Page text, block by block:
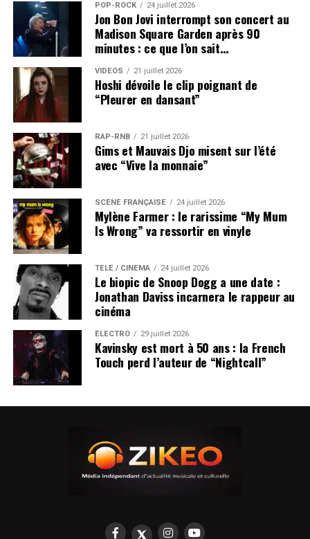
POP-ROCK 24 juillet 2026
Jon Bon Jovi interrompt son concert au
Madison Square Garden après 90
minutes : ce que l’on sait…
VIDEOS 21 juillet 2026
Hoshi dévoile le clip poignant de
“Pleurer en dansant”
RAP-RNB 21 juillet 2026
Gims et Mauvais Djo misent sur l’été
avec “Vive la monnaie”
SCÈNE FRANÇAISE 24 juillet 2026
Mylène Farmer : le rarissime “My Mum
Is Wrong” va ressortir en vinyle
TÉLÉ / CINÉMA 24 juillet 2026
Le biopic de Snoop Dogg a une date :
Jonathan Daviss incarnera le rappeur au
cinéma
ÉLECTRO 29 juillet 2026
Kavinsky est mort à 50 ans : la French
Touch perd l’auteur de “Nightcall”